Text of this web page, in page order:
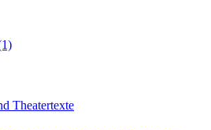
Theatertexte